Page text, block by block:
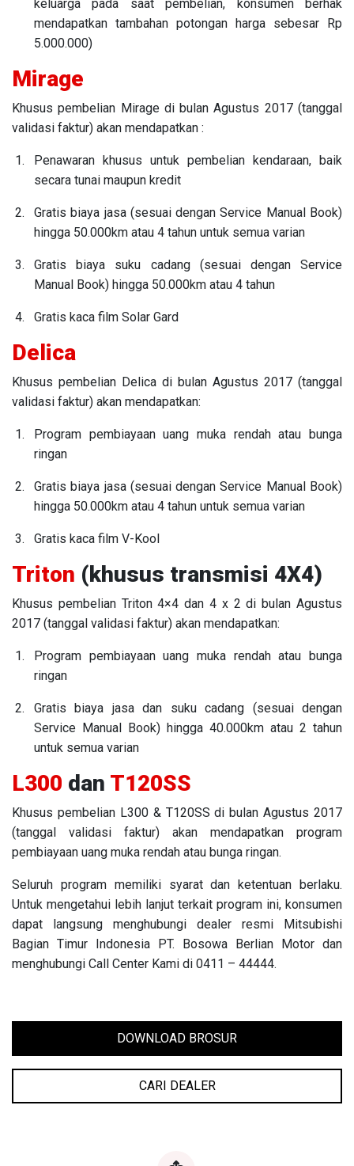
keluarga pada saat pembelian, konsumen berhak
mendapatkan tambahan potongan harga sebesar Rp
5.000.000)
Mirage
Khusus pembelian Mirage di bulan Agustus 2017 (tanggal
validasi faktur) akan mendapatkan :
Penawaran khusus untuk pembelian kendaraan, baik
secara tunai maupun kredit
Gratis biaya jasa (sesuai dengan Service Manual Book)
hingga 50.000km atau 4 tahun untuk semua varian
Gratis biaya suku cadang (sesuai dengan Service
Manual Book) hingga 50.000km atau 4 tahun
Gratis kaca film Solar Gard
Delica
Khusus pembelian Delica di bulan Agustus 2017 (tanggal
validasi faktur) akan mendapatkan:
Program pembiayaan uang muka rendah atau bunga
ringan
Gratis biaya jasa (sesuai dengan Service Manual Book)
hingga 50.000km atau 4 tahun untuk semua varian
Gratis kaca film V-Kool
Triton (khusus transmisi 4X4)
Khusus pembelian Triton 4×4 dan 4 x 2 di bulan Agustus
2017 (tanggal validasi faktur) akan mendapatkan:
Program pembiayaan uang muka rendah atau bunga
ringan
Gratis biaya jasa dan suku cadang (sesuai dengan
Service Manual Book) hingga 40.000km atau 2 tahun
untuk semua varian
L300 dan T120SS
Khusus pembelian L300 & T120SS di bulan Agustus 2017
(tanggal validasi faktur) akan mendapatkan program
pembiayaan uang muka rendah atau bunga ringan.
Seluruh program memiliki syarat dan ketentuan berlaku.
Untuk mengetahui lebih lanjut terkait program ini, konsumen
dapat langsung menghubungi dealer resmi Mitsubishi
Bagian Timur Indonesia PT. Bosowa Berlian Motor dan
menghubungi Call Center Kami di 0411 – 44444.
DOWNLOAD BROSUR
CARI DEALER